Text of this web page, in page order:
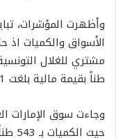
وأظهرت المؤشرات،
الأسواق والكميات
طناً بقيمة مالية بلغت 9.601 مليون دينار.
وجاءت سوق الإمارات